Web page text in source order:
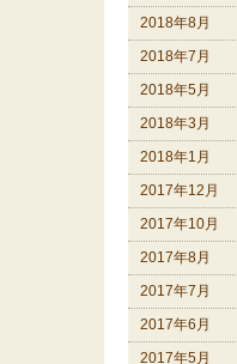
2018年8月
2018年7月
2018年5月
2018年3月
2018年1月
2017年12月
2017年10月
2017年8月
2017年7月
2017年6月
2017年5月